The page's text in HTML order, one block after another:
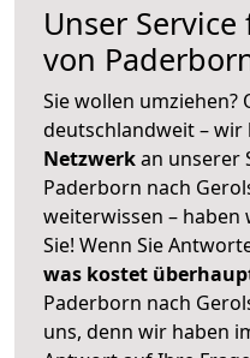
Unser
von
Sie wollen umziehen?
deutschlandweit – wir
Netzwerkan unserer
Paderborn nach
weiterwissen –
Sie! Wenn Sie
was kostet
Paderborn nach
uns, denn wir haben